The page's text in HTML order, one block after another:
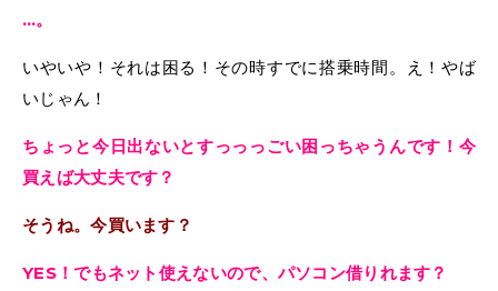
…。
いやいや！それは困る！その時すでに搭乗時間。え！やば
いじゃん！
ちょっと今日出ないとすっっっごい困っちゃうんです！今
買えば大丈夫です？
そうね。今買います？
YES！でもネット使えないので、パソコン借りれます？